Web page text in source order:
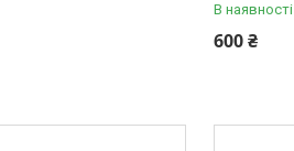
В наявності
600 ₴